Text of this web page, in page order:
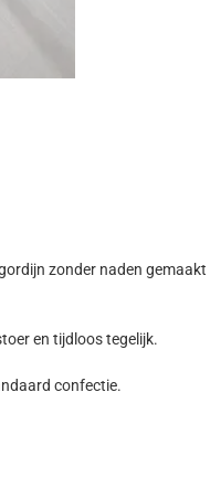
zonder naden gemaakt
en tijdloos tegelijk.
confectie.